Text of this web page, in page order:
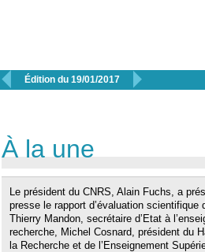
 Édition du 19/01/2017 
À la une
Le président du CNRS, Alain Fuchs, a
presse le rapport d’évaluation scientifique
Thierry Mandon, secrétaire d’Etat à
recherche, Michel Cosnard, président du
la Recherche et de l’Enseignement